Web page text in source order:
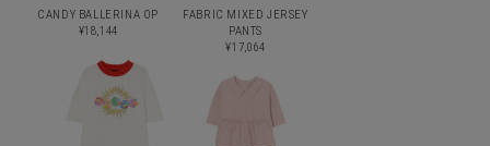
CANDY BALLERINA OP
¥18,144
FABRIC MIXED JERSEY
PANTS
¥17,064